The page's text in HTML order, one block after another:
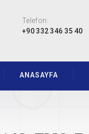
Telefon:
+90 332 346 35 40
ANASAYFA